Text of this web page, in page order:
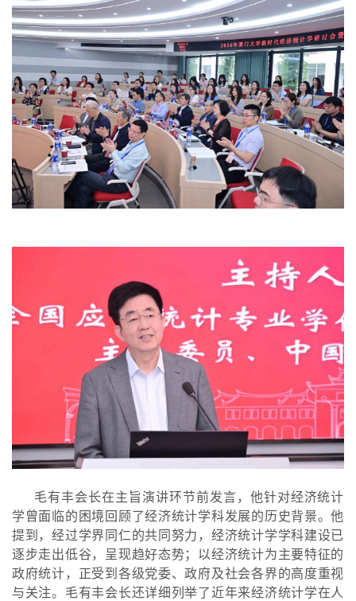
毛有丰会长在主旨演讲环节前发言，他针对经济统计
学曾面临的困境回顾了经济统计学科发展的历史背景。他
提到，经过学界同仁的共同努力，经济统计学学科建设已
逐步走出低谷，呈现趋好态势；以经济统计为主要特征的
政府统计，正受到各级党委、政府及社会各界的高度重视
与关注。毛有丰会长还详细列举了近年来经济统计学在人